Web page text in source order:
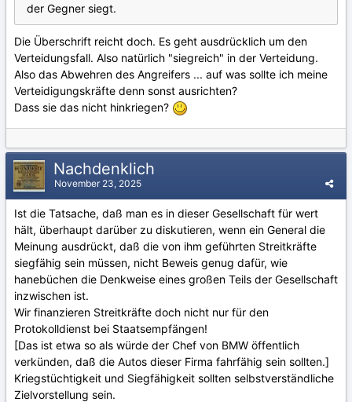
der Gegner siegt.
Die Überschrift reicht doch. Es geht ausdrücklich um den
Verteidungsfall. Also natürlich "siegreich" in der Verteidung.
Also das Abwehren des Angreifers ... auf was sollte ich meine
Verteidigungskräfte denn sonst ausrichten?
Dass sie das nicht hinkriegen?
Nachdenklich
November 23, 2025
Ist die Tatsache, daß man es in dieser Gesellschaft für wert
hält, überhaupt darüber zu diskutieren, wenn ein General die
Meinung ausdrückt, daß die von ihm geführten Streitkräfte
siegfähig sein müssen, nicht Beweis genug dafür, wie
hanebüchen die Denkweise eines großen Teils der Gesellschaft
inzwischen ist.
Wir finanzieren Streitkräfte doch nicht nur für den
Protokolldienst bei Staatsempfängen!
[Das ist etwa so als würde der Chef von BMW öffentlich
verkünden, daß die Autos dieser Firma fahrfähig sein sollten.]
Kriegstüchtigkeit und Siegfähigkeit sollten selbstverständliche
Zielvorstellung sein.